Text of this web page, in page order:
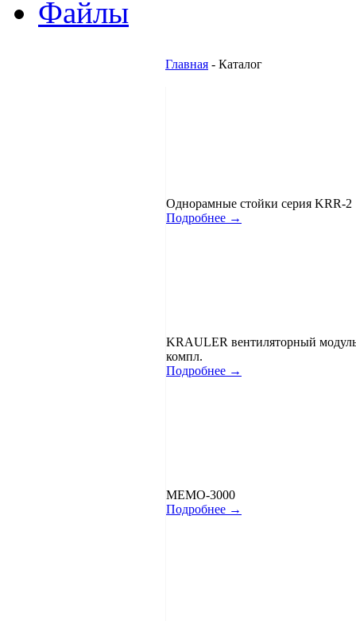
Файлы
Главная - Каталог
Однорамные стойки серия KRR-2
Подробнее →
KRAULER вентиляторный
компл.
Подробнее →
MEMO-3000
Подробнее →